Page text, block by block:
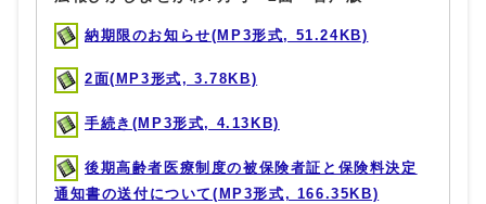
納期限のお知らせ(MP3形式, 51.24KB)
2面(MP3形式, 3.78KB)
手続き(MP3形式, 4.13KB)
後期高齢者医療制度の被保険者証と保険料決定
通知書の送付について(MP3形式, 166.35KB)